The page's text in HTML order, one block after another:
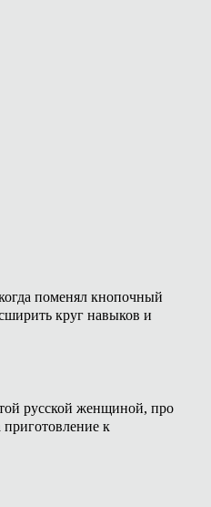
поменял кнопочный
круг навыков и
русской женщиной, про
приготовление к